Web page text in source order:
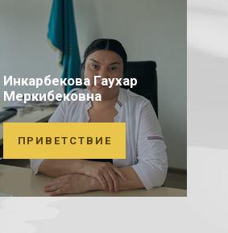
Инкарбекова Гаухар
Меркибековна
ПРИВЕТСТВИЕ